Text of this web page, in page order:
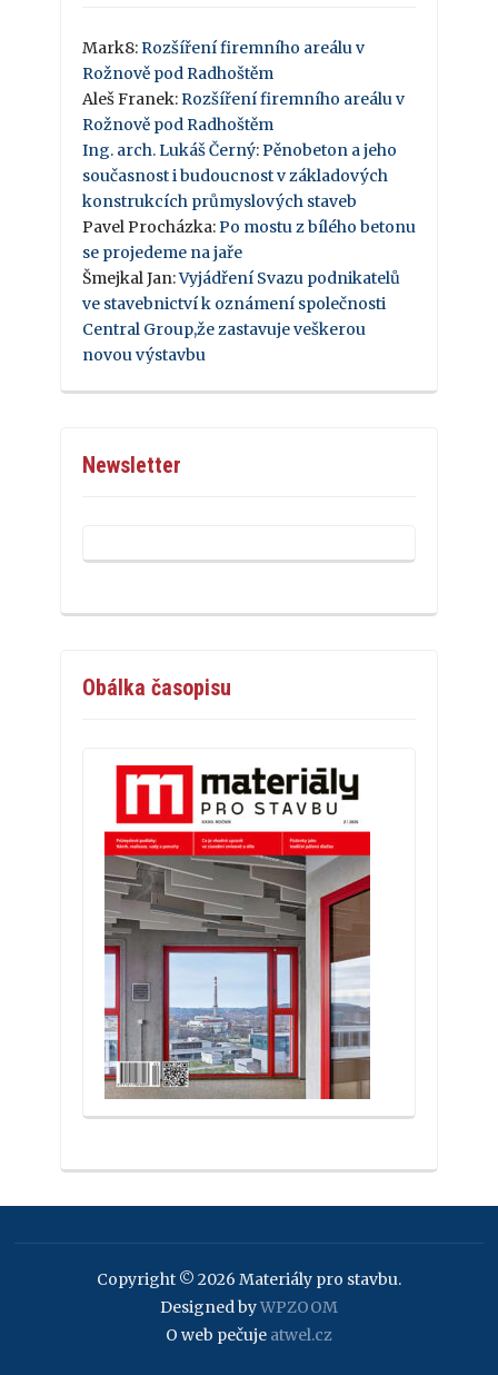
Mark8:Rozšíření firemního areálu v
Rožnově pod Radhoštěm
Aleš Franek:Rozšíření firemního areálu v
Rožnově pod Radhoštěm
Ing. arch. Lukáš Černý:Pěnobeton a jeho
současnost i budoucnost v základových
konstrukcích průmyslových staveb
Pavel Procházka:Po mostu z bílého betonu
se projedeme na jaře
Šmejkal Jan:Vyjádření Svazu podnikatelů
ve stavebnictví k oznámení společnosti
Central Group,že zastavuje veškerou
novou výstavbu
Newsletter
Obálka časopisu
Copyright © 2026 Materiály pro stavbu.
Designed byWPZOOM
O web pečuje atwel.cz